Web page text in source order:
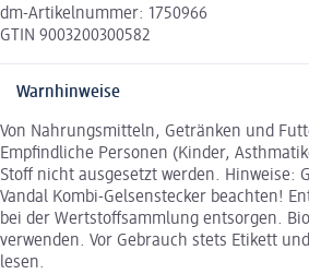
dm-Artikelnummer: 1750966
GTIN 9003200300582
Warnhinweise
Von Nahrungsmitteln, Getränken und
Empfindliche Personen (Kinder,
Stoff nicht ausgesetzt werden. Hinweise:
Vandal Kombi-Gelsenstecker beachten!
bei der Wertstoffsammlung entsorgen.
verwenden. Vor Gebrauch stets Etikett
lesen.